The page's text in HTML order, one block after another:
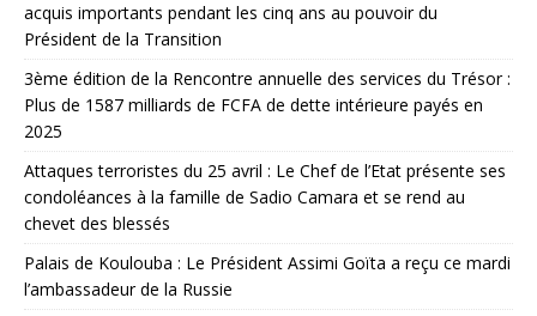
acquis importants pendant les cinq ans au pouvoir du
Président de la Transition
3ème édition de la Rencontre annuelle des services du Trésor :
Plus de 1587 milliards de FCFA de dette intérieure payés en
2025
Attaques terroristes du 25 avril : Le Chef de l’Etat présente ses
condoléances à la famille de Sadio Camara et se rend au
chevet des blessés
Palais de Koulouba : Le Président Assimi Goïta a reçu ce mardi
l’ambassadeur de la Russie